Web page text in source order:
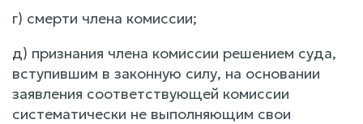
г) смерти члена комиссии;
д) признания члена комиссии решением суда,
вступившим в законную силу, на основании
заявления соответствующей комиссии
систематически не выполняющим свои